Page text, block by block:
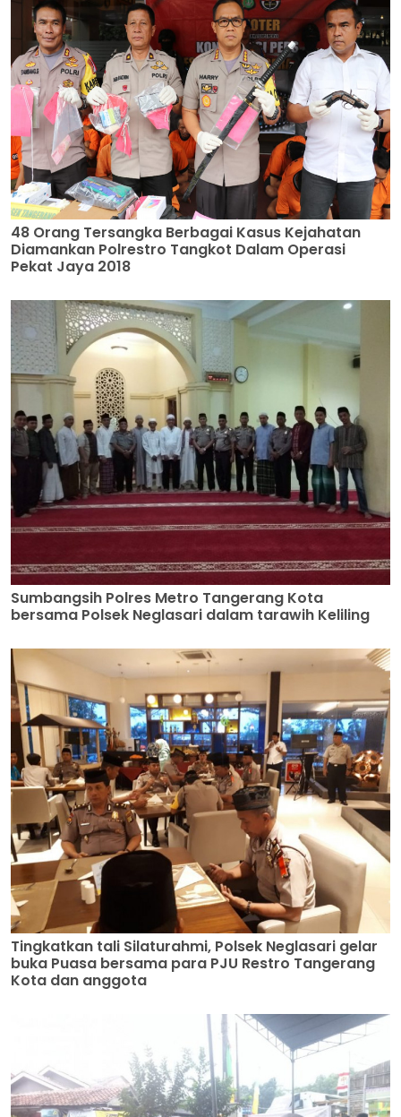
48 Orang Tersangka Berbagai Kasus Kejahatan
Diamankan Polrestro Tangkot Dalam Operasi
Pekat Jaya 2018
Sumbangsih Polres Metro Tangerang Kota
bersama Polsek Neglasari dalam tarawih Keliling
Tingkatkan tali Silaturahmi, Polsek Neglasari gelar
buka Puasa bersama para PJU Restro Tangerang
Kota dan anggota